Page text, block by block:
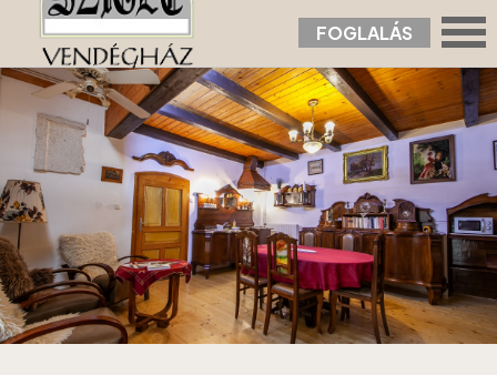
FOGLALÁS
Nyitólap › Apartmanok › II. Apartman (nappalis, galériás, 2 szobás)